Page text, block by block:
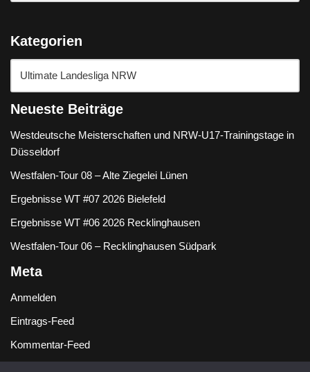
Kategorien
Neueste Beiträge
Westdeutsche Meisterschaften und NRW-U17-Trainingstage in
Düsseldorf
Westfalen-Tour 08 – Alte Ziegelei Lünen
Ergebnisse WT #07 2026 Bielefeld
Ergebnisse WT #06 2026 Recklinghausen
Westfalen-Tour 06 – Recklinghausen Südpark
Meta
Anmelden
Eintrags-Feed
Kommentar-Feed